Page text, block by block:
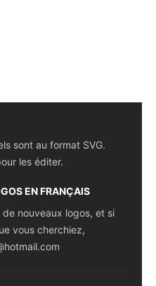
sont au format SVG.
les éditer.
EN FRANÇAIS
nouveaux logos, et si
vous cherchiez,